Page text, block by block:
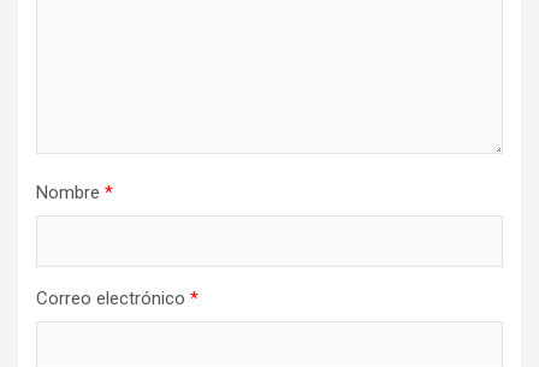
Nombre *
Correo electrónico *